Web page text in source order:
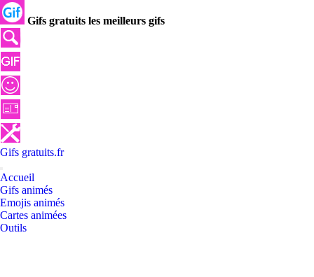
Gifs gratuits les meilleurs gifs
Gifs gratuits.fr
Accueil
Gifs animés
Emojis animés
Cartes animées
Outils